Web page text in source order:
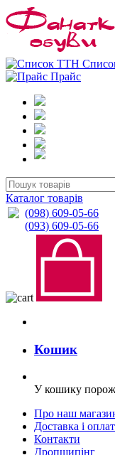
Прайс
Каталог товарів
(098) 609-05-66
(093) 609-05-66
Кошик
У кошику
Про наш
Доставка і
Контакти
Дропшипінг